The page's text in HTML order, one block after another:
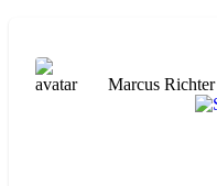
Marcus Richter